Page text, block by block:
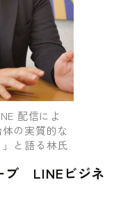
配信によ
の実質的な
と語る林氏
ブ LINEビジネ